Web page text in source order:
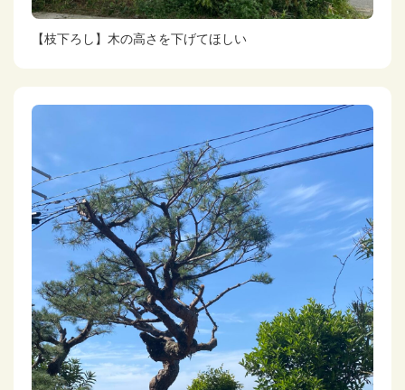
【枝下ろし】木の高さを下げてほしい